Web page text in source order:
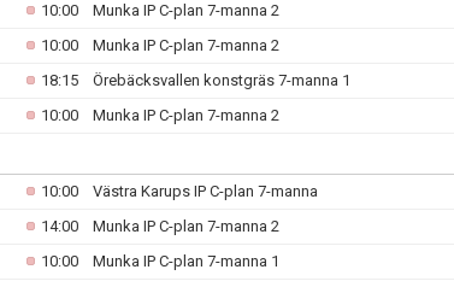
10:00 Munka IP C-plan 7-manna 2
10:00 Munka IP C-plan 7-manna 2
18:15 Örebäcksvallen konstgräs 7-manna 1
10:00 Munka IP C-plan 7-manna 2
10:00 Västra Karups IP C-plan 7-manna
14:00 Munka IP C-plan 7-manna 2
10:00 Munka IP C-plan 7-manna 1